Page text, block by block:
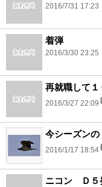
2016/7/31 17:23
着弾
2016/3/30 23:25
再就職して１
2016/3/27 22:09
今シーズンの
2016/1/17 18:54
ニコン Ｄ５